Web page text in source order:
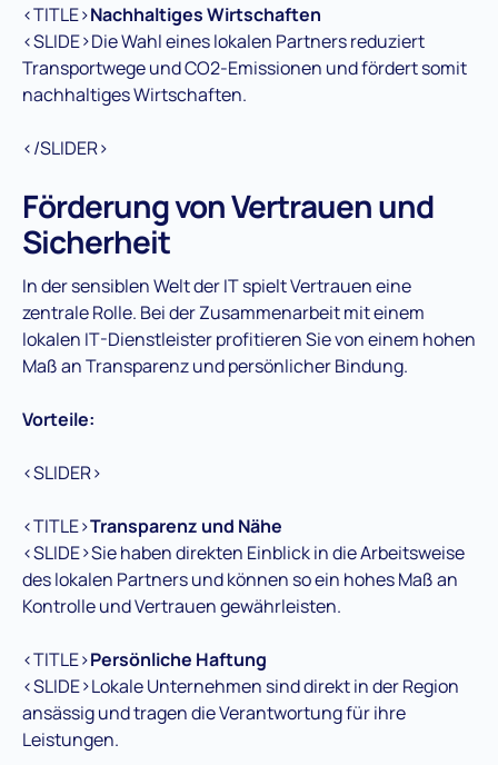
<TITLE>Nachhaltiges Wirtschaften
<SLIDE>Die Wahl eines lokalen Partners reduziert
Transportwege und CO2-Emissionen und fördert somit
nachhaltiges Wirtschaften.
</SLIDER>
Förderung von Vertrauen und
Sicherheit
In der sensiblen Welt der IT spielt Vertrauen eine
zentrale Rolle. Bei der Zusammenarbeit mit einem
lokalen IT-Dienstleister profitieren Sie von einem hohen
Maß an Transparenz und persönlicher Bindung.
Vorteile:
<SLIDER>
<TITLE>Transparenz und Nähe
<SLIDE>Sie haben direkten Einblick in die Arbeitsweise
des lokalen Partners und können so ein hohes Maß an
Kontrolle und Vertrauen gewährleisten.
<TITLE>Persönliche Haftung
<SLIDE>Lokale Unternehmen sind direkt in der Region
ansässig und tragen die Verantwortung für ihre
Leistungen.